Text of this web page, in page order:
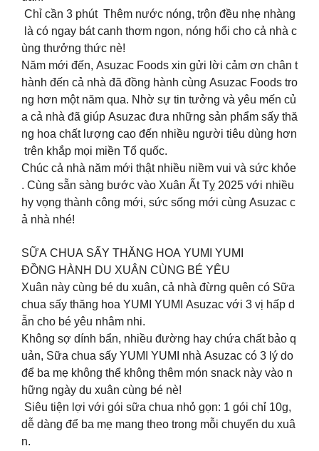
Chỉ cần 3 phút Thêm nước nóng, trộn đều nhẹ nhàng
là có ngay bát canh thơm ngon, nóng hổi cho cả nhà c
ùng thưởng thức nè!
Năm mới đến, Asuzac Foods xin gửi lời cảm ơn chân t
hành đến cả nhà đã đồng hành cùng Asuzac Foods tro
ng hơn một năm qua. Nhờ sự tin tưởng và yêu mến củ
a cả nhà đã giúp Asuzac đưa những sản phẩm sấy thă
ng hoa chất lượng cao đến nhiều người tiêu dùng hơn
trên khắp mọi miền Tổ quốc.
Chúc cả nhà năm mới thật nhiều niềm vui và sức khỏe
. Cùng sẵn sàng bước vào Xuân Ất Tỵ 2025 với nhiều
hy vọng thành công mới, sức sống mới cùng Asuzac c
ả nhà nhé!
SỮA CHUA SẤY THĂNG HOA YUMI YUMI
ĐỒNG HÀNH DU XUÂN CÙNG BÉ YÊU
Xuân này cùng bé du xuân, cả nhà đừng quên có Sữa
chua sấy thăng hoa YUMI YUMI Asuzac với 3 vị hấp d
ẫn cho bé yêu nhâm nhi.
Không sợ dính bẩn, nhiều đường hay chứa chất bảo q
uản, Sữa chua sấy YUMI YUMI nhà Asuzac có 3 lý do
để ba mẹ không thể không thêm món snack này vào n
hững ngày du xuân cùng bé nè!
Siêu tiện lợi với gói sữa chua nhỏ gọn: 1 gói chỉ 10g,
dễ dàng để ba mẹ mang theo trong mỗi chuyến du xuâ
n.